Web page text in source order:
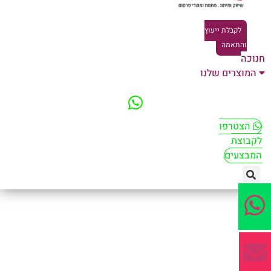
לקבלת ייעוץ
והתאמה
המוצרים שלנו
הצטרפו